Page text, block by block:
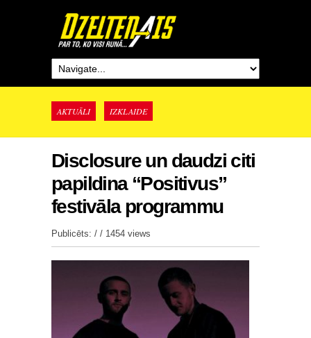
AKTUĀLI IZKLAIDE
Disclosure un daudzi citi
papildina “Positivus”
festivāla programmu
Publicēts: / / 1454 views